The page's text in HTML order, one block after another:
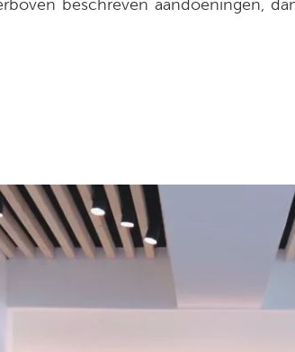
beschreven aandoeningen,